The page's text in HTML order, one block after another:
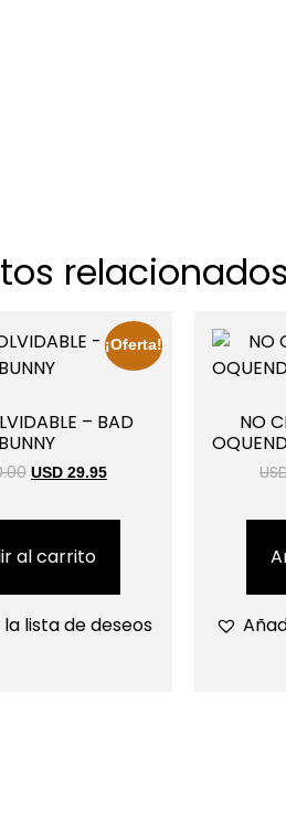
relacionados
¡Oferta!
– BAD
BUNNY
USD 29.95
al carrito
lista de deseos
NO